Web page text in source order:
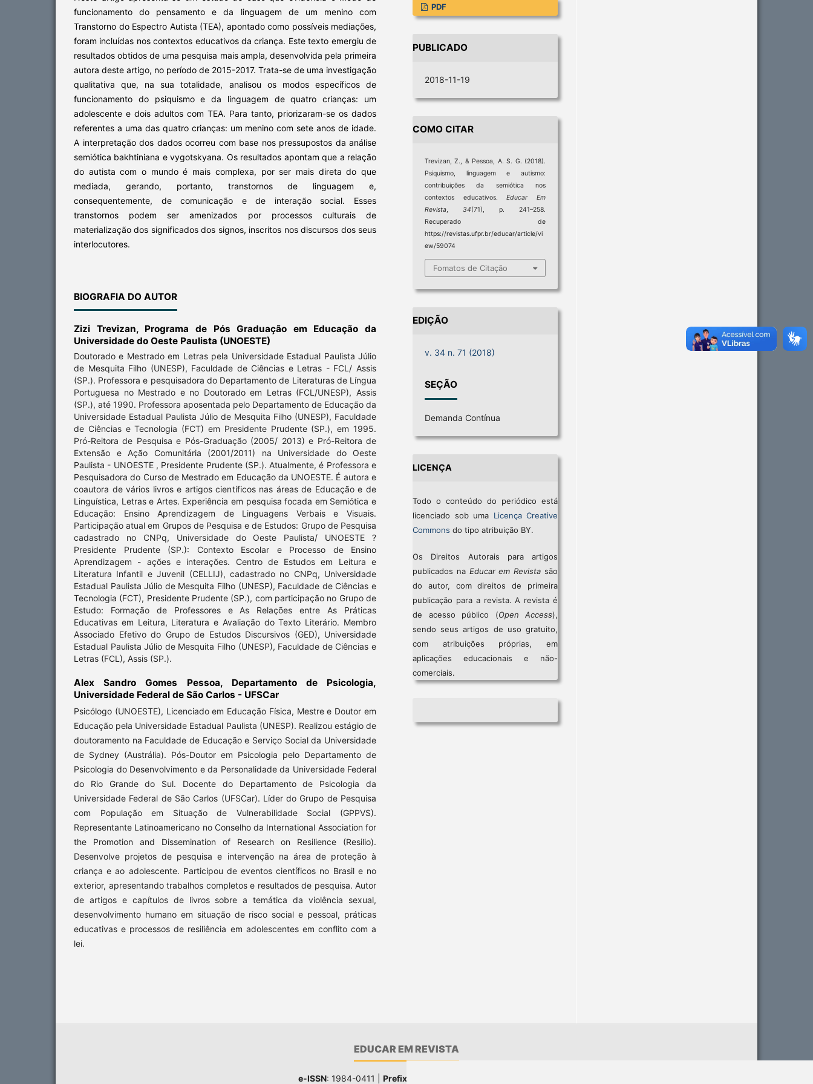
funcionamento do pensamento e da linguagem de um menino com
Transtorno do Espectro Autista (TEA), apontado como possíveis mediações,
foram incluídas nos contextos educativos da criança. Este texto emergiu de
resultados obtidos de uma pesquisa mais ampla, desenvolvida pela primeira
autora deste artigo, no período de 2015-2017. Trata-se de uma investigação
qualitativa que, na sua totalidade, analisou os modos específicos de
funcionamento do psiquismo e da linguagem de quatro crianças: um
adolescente e dois adultos com TEA. Para tanto, priorizaram-se os dados
referentes a uma das quatro crianças: um menino com sete anos de idade.
A interpretação dos dados ocorreu com base nos pressupostos da análise
semiótica bakhtiniana e vygotskyana. Os resultados apontam que a relação
do autista com o mundo é mais complexa, por ser mais direta do que
mediada, gerando, portanto, transtornos de linguagem e,
consequentemente, de comunicação e de interação social. Esses
transtornos podem ser amenizados por processos culturais de
materialização dos significados dos signos, inscritos nos discursos dos seus
interlocutores.
BIOGRAFIA DO AUTOR
Zizi Trevizan, Programa de Pós Graduação em Educação da
Universidade do Oeste Paulista (UNOESTE)
Doutorado e Mestrado em Letras pela Universidade Estadual Paulista Júlio
de Mesquita Filho (UNESP), Faculdade de Ciências e Letras - FCL/ Assis
(SP.). Professora e pesquisadora do Departamento de Literaturas de Língua
Portuguesa no Mestrado e no Doutorado em Letras (FCL/UNESP), Assis
(SP.), até 1990. Professora aposentada pelo Departamento de Educação da
Universidade Estadual Paulista Júlio de Mesquita Filho (UNESP), Faculdade
de Ciências e Tecnologia (FCT) em Presidente Prudente (SP.), em 1995.
Pró-Reitora de Pesquisa e Pós-Graduação (2005/ 2013) e Pró-Reitora de
Extensão e Ação Comunitária (2001/2011) na Universidade do Oeste
Paulista - UNOESTE , Presidente Prudente (SP.). Atualmente, é Professora e
Pesquisadora do Curso de Mestrado em Educação da UNOESTE. É autora e
coautora de vários livros e artigos científicos nas áreas de Educação e de
Linguística, Letras e Artes. Experiência em pesquisa focada em Semiótica e
Educação: Ensino Aprendizagem de Linguagens Verbais e Visuais.
Participação atual em Grupos de Pesquisa e de Estudos: Grupo de Pesquisa
cadastrado no CNPq, Universidade do Oeste Paulista/ UNOESTE ?
Presidente Prudente (SP.): Contexto Escolar e Processo de Ensino
Aprendizagem - ações e interações. Centro de Estudos em Leitura e
Literatura Infantil e Juvenil (CELLIJ), cadastrado no CNPq, Universidade
Estadual Paulista Júlio de Mesquita Filho (UNESP), Faculdade de Ciências e
Tecnologia (FCT), Presidente Prudente (SP.), com participação no Grupo de
Estudo: Formação de Professores e As Relações entre As Práticas
Educativas em Leitura, Literatura e Avaliação do Texto Literário. Membro
Associado Efetivo do Grupo de Estudos Discursivos (GED), Universidade
Estadual Paulista Júlio de Mesquita Filho (UNESP), Faculdade de Ciências e
Letras (FCL), Assis (SP.).
Alex Sandro Gomes Pessoa, Departamento de Psicologia,
Universidade Federal de São Carlos - UFSCar
Psicólogo (UNOESTE), Licenciado em Educação Física, Mestre e Doutor em
Educação pela Universidade Estadual Paulista (UNESP). Realizou estágio de
doutoramento na Faculdade de Educação e Serviço Social da Universidade
de Sydney (Austrália). Pós-Doutor em Psicologia pelo Departamento de
Psicologia do Desenvolvimento e da Personalidade da Universidade Federal
do Rio Grande do Sul. Docente do Departamento de Psicologia da
Universidade Federal de São Carlos (UFSCar). Líder do Grupo de Pesquisa
com População em Situação de Vulnerabilidade Social (GPPVS).
Representante Latinoamericano no Conselho da International Association for
the Promotion and Dissemination of Research on Resilience (Resilio).
Desenvolve projetos de pesquisa e intervenção na área de proteção à
criança e ao adolescente. Participou de eventos científicos no Brasil e no
exterior, apresentando trabalhos completos e resultados de pesquisa. Autor
de artigos e capítulos de livros sobre a temática da violência sexual,
desenvolvimento humano em situação de risco social e pessoal, práticas
educativas e processos de resiliência em adolescentes em conflito com a
lei.
PDF
PUBLICADO
2018-11-19
COMO CITAR
Trevizan, Z., & Pessoa, A. S. G. (2018).
Psiquismo, linguagem e autismo:
contribuições da semiótica nos
contextos educativos.Educar Em
Revista,34(71), p. 241–258.
Recuperado de
https://revistas.ufpr.br/educar/article/vi
ew/59074
Fomatos de Citação
EDIÇÃO
v. 34 n. 71 (2018)
SEÇÃO
Demanda Contínua
LICENÇA
Todo o conteúdo do periódico está
licenciado sob uma Licença Creative
Commons do tipo atribuição BY.
Os Direitos Autorais para artigos
publicados na Educar em Revista são
do autor, com direitos de primeira
publicação para a revista. A revista é
de acesso público (Open Access),
sendo seus artigos de uso gratuito,
com atribuições próprias, em
aplicações educacionais e não-
comerciais.
EDUCAR EM REVISTA
e-ISSN: 1984-0411 | Prefixo DOI